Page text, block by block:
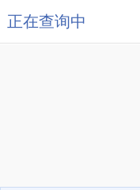
正在查询中